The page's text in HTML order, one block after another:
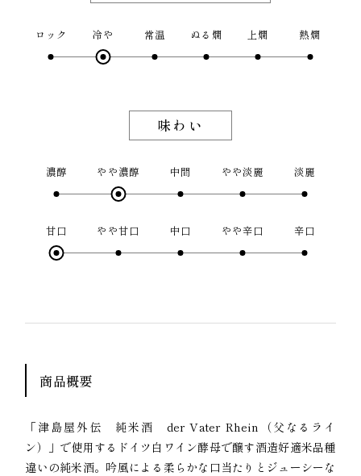
ロック 冷や 常温 ぬる燗 上燗 熱燗
味わい
濃醇 やや濃醇 中間 やや淡麗 淡麗
甘口 やや甘口 中口 やや辛口 辛口
商品概要
「津島屋外伝 純米酒 der Vater Rhein（父なるライ
ン）」で使用するドイツ白ワイン酵母で醸す酒造好適米品種
違いの純米酒。吟風による柔らかな口当たりとジューシーな